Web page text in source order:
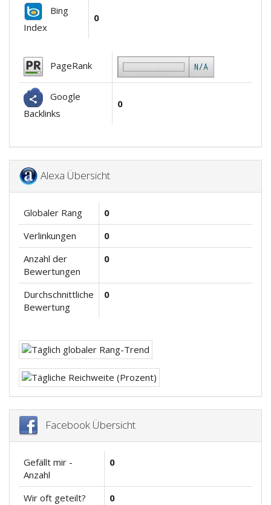
Bing
Index
0
PageRank
Google
Backlinks
0
Alexa Übersicht
Globaler Rang
0
Verlinkungen
0
Anzahl der
Bewertungen
0
Durchschnittliche
Bewertung
0
Facebook Übersicht
Gefällt mir -
Anzahl
0
Wir oft geteilt?
0